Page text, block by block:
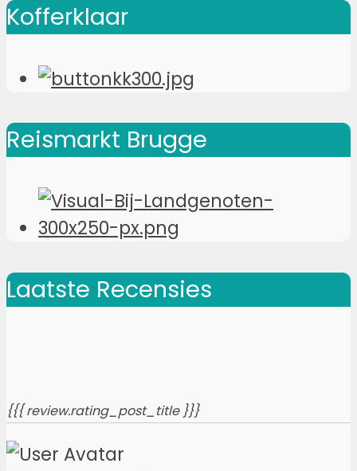
Kofferklaar
Reismarkt Brugge
Laatste Recensies
{{{ review.rating_post_title }}}